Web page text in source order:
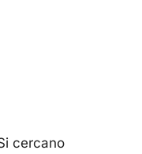
cercano